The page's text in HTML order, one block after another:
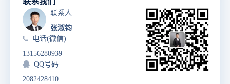
联系人
张淑钧
电话(微信)
13156280939
QQ号码
2082428410